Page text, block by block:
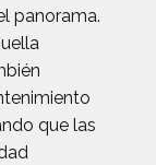
panorama.
que las